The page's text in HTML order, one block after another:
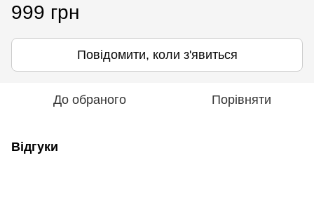
999 грн
Повідомити, коли з'явиться
До обраного Порівняти
Відгуки